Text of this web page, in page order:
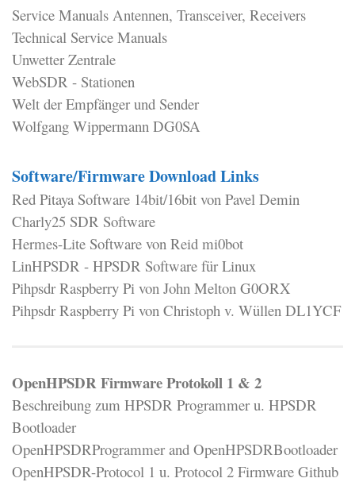
Service Manuals Antennen, Transceiver, Receivers
Technical Service Manuals
Unwetter Zentrale
WebSDR - Stationen
Welt der Empfänger und Sender
Wolfgang Wippermann DG0SA
Software/Firmware Download Links
Red Pitaya Software 14bit/16bit von Pavel Demin
Charly25 SDR Software
Hermes-Lite Software von Reid mi0bot
LinHPSDR - HPSDR Software für Linux
Pihpsdr Raspberry Pi von John Melton G0ORX
Pihpsdr Raspberry Pi von Christoph v. Wüllen DL1YCF
OpenHPSDR Firmware Protokoll 1 & 2
Beschreibung zum HPSDR Programmer u. HPSDR
Bootloader
OpenHPSDRProgrammer and OpenHPSDRBootloader
OpenHPSDR-Protocol 1 u. Protocol 2 Firmware Github